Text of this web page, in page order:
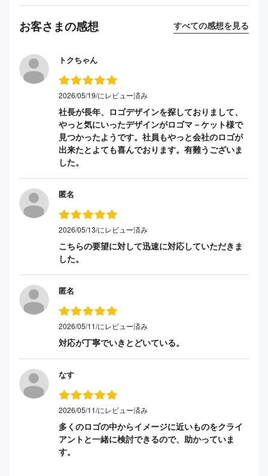
お客さまの感想 すべての感想を見る
トクちゃん
2026/05/19/にレビュー済み
社長が長年、ロゴデザインを探しておりまして、
やっと気にいったデザインがロゴマ－ケット様で
見つかったようです。社員もやっと会社のロゴが
出来たとよても喜んでおります。有難うございま
した。
匿名
2026/05/13/にレビュー済み
こちらの要望に対して迅速に対応していただきま
した。
匿名
2026/05/11/にレビュー済み
対応が丁寧でいきとどいている。
なす
2026/05/11/にレビュー済み
多くのロゴの中からイメージに近いものをクライ
アントと一緒に検討できるので、助かっていま
す。